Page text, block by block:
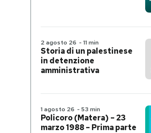
2 agosto 26 - 11 min
Storia di un palestinese
in detenzione
amministrativa
1 agosto 26 - 53 min
Policoro (Matera) – 23
marzo 1988 – Prima parte